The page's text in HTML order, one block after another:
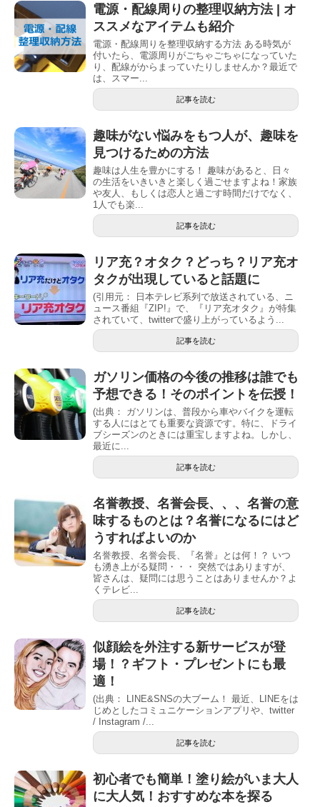
電源・配線周りの整理収納方法 | オ
ススメなアイテムも紹介
電源・配線周りを整理収納する方法 ある時気が
付いたら、電源周りがごちゃごちゃになっていた
り、配線がからまっていたりしませんか？最近で
は、スマー...
記事を読む
趣味がない悩みをもつ人が、趣味を
見つけるための方法
趣味は人生を豊かにする！ 趣味があると、日々
の生活をいきいきと楽しく過ごせますよね！家族
や友人、もしくは恋人と過ごす時間だけでなく、
1人でも楽...
記事を読む
リア充？オタク？どっち？リア充オ
タクが出現していると話題に
(引用元： 日本テレビ系列で放送されている、ニ
ュース番組『ZIP!』で、『リア充オタク』が特集
されていて、twitterで盛り上がっているよう...
記事を読む
ガソリン価格の今後の推移は誰でも
予想できる！そのポイントを伝授！
(出典： ガソリンは、普段から車やバイクを運転
する人にはとても重要な資源です。特に、ドライ
ブシーズンのときには重宝しますよね。しかし、
最近に...
記事を読む
名誉教授、名誉会長、、、名誉の意
味するものとは？名誉になるにはど
うすればよいのか
名誉教授、名誉会長、『名誉』とは何！？ いつ
も湧き上がる疑問・・・ 突然ではありますが、
皆さんは、疑問には思うことはありませんか？よ
くテレビ...
記事を読む
似顔絵を外注する新サービスが登
場！？ギフト・プレゼントにも最
適！
(出典： LINE&SNSの大ブーム！ 最近、LINEをは
じめとしたコミュニケーションアプリや、twitter
/ Instagram /...
記事を読む
初心者でも簡単！塗り絵がいま大人
に大人気！おすすめな本を探る